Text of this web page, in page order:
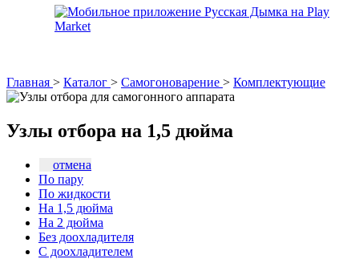
Главная > Каталог > Самогоноварение > Комплектующие
Узлы отбора на 1,5 дюйма
отмена
По пару
По жидкости
На 1,5 дюйма
На 2 дюйма
Без доохладителя
С доохладителем